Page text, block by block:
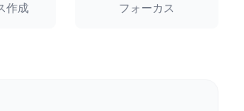
作成 フォーカス